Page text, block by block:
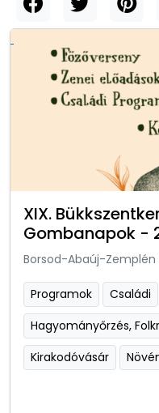
XIX.
Gombanapok -
Borsod-Abaúj-Zemplén
Programok Családi
Hagyományőrzés,
Kirakodóvásár